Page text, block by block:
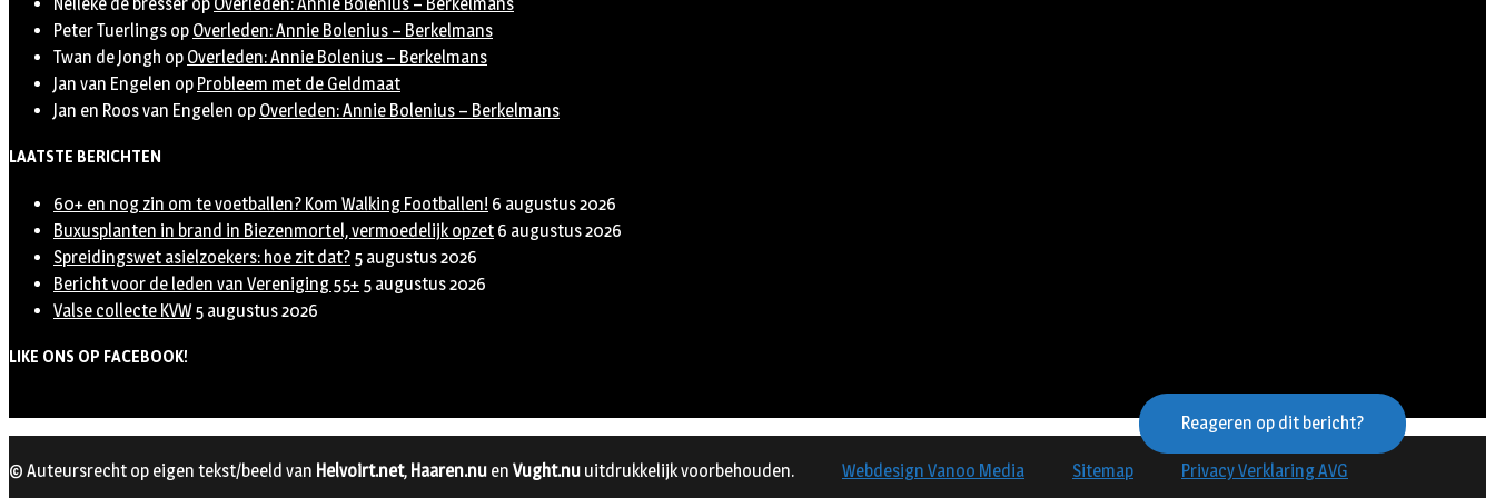
Peter Tuerlings op Overleden: Annie Bolenius – Berkelmans
Twan de Jongh op Overleden: Annie Bolenius – Berkelmans
Jan van Engelen op Probleem met de Geldmaat
Jan en Roos van Engelen op Overleden: Annie Bolenius – Berkelmans
LAATSTE BERICHTEN
60+ en nog zin om te voetballen? Kom Walking Footballen! 6 augustus 2026
Buxusplanten in brand in Biezenmortel, vermoedelijk opzet 6 augustus 2026
Spreidingswet asielzoekers: hoe zit dat? 5 augustus 2026
Bericht voor de leden van Vereniging 55+ 5 augustus 2026
Valse collecte KVW 5 augustus 2026
LIKE ONS OP FACEBOOK!
Reageren op dit bericht?
© Auteursrecht op eigen tekst/beeld van Helvoirt.net, Haaren.nu en Vught.nu uitdrukkelijk voorbehouden. Webdesign Vanoo Media Sitemap Privacy Verklaring AVG